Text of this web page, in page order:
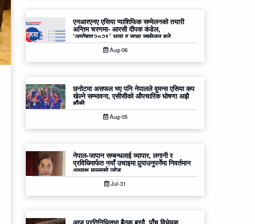
एनआरएनए एसिया प्याशिफिक सम्मेलनको तयारी
अन्तिम चरणमा- आरसी दीपक कंडेल,
‘आरोहण२०२६’ भव्य र सभ्य सम्मेलन हुने
Aug-06
छनोटमा असफल भए पनि नेपालले वुमन्स एसिया कप
खेल्ने सम्भावना, एसीसीको औपचारिक घोषणा अझै
बाँकी
Aug-05
नेपाल-जापान सम्बन्धलाई व्यापार, लगानी र
प्रविधिमार्फत नयाँ उचाइमा पुर्‍याउनुपर्नेमा निवर्तमान
अध्यक्ष मल्लको जोड
Jul-31